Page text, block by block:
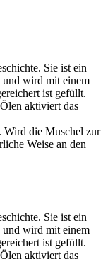
Sie ist ein
und wird mit einem
ist gefüllt.
aktiviert das
Wird die Muschel zur
Weise an den
Sie ist ein
und wird mit einem
ist gefüllt.
aktiviert das